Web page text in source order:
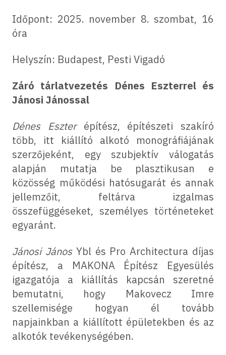
Időpont: 2025. november 8. szombat, 16
óra
Helyszín: Budapest, Pesti Vigadó
Záró tárlatvezetés Dénes Eszterrel és
Jánosi Jánossal
Dénes Eszterépítész, építészeti szakíró
több, itt kiállító alkotó monográfiájának
szerzőjeként, egy szubjektív válogatás
alapján mutatja be plasztikusan e
közösség működési hatósugarát és annak
jellemzőit, feltárva izgalmas
összefüggéseket, személyes történeteket
egyaránt.
Jánosi JánosYbl és Pro Architectura díjas
építész, a MAKONA Építész Egyesülés
igazgatója a kiállítás kapcsán szeretné
bemutatni, hogy Makovecz Imre
szellemisége hogyan él tovább
napjainkban a kiállított épületekben és az
alkotók tevékenységében.